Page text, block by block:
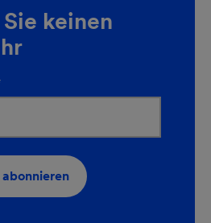
keinen